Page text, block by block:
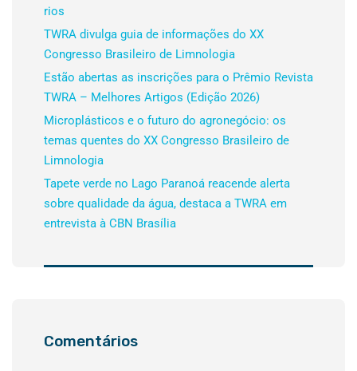
rios
TWRA divulga guia de informações do XX
Congresso Brasileiro de Limnologia
Estão abertas as inscrições para o Prêmio Revista
TWRA – Melhores Artigos (Edição 2026)
Microplásticos e o futuro do agronegócio: os
temas quentes do XX Congresso Brasileiro de
Limnologia
Tapete verde no Lago Paranoá reacende alerta
sobre qualidade da água, destaca a TWRA em
entrevista à CBN Brasília
Comentários